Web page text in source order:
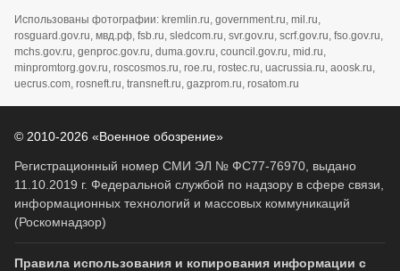
Использованы фотографии: kremlin.ru, government.ru, mil.ru,
rosguard.gov.ru, мвд.рф, fsb.ru, sledcom.ru, svr.gov.ru, scrf.gov.ru, fso.gov.ru,
mchs.gov.ru, genproc.gov.ru, duma.gov.ru, council.gov.ru, mid.ru,
minpromtorg.gov.ru, roscosmos.ru, roe.ru, rostec.ru, uacrussia.ru, aoosk.ru,
uecrus.com, rosneft.ru, transneft.ru, gazprom.ru, rosatom.ru
© 2010-2026 «Военное обозрение»
Регистрационный номер СМИ ЭЛ № ФС77-76970, выдано
11.10.2019 г. Федеральной службой по надзору в сфере связи,
информационных технологий и массовых коммуникаций
(Роскомнадзор)
Правила использования и копирования информации с